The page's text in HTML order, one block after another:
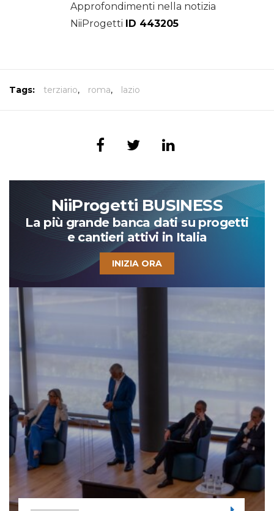
Approfondimenti nella notizia
NiiProgetti ID 443205
Tags: terziario, roma, lazio
NiiProgetti BUSINESS
La più grande banca dati su progetti
e cantieri attivi in Italia
INIZIA ORA